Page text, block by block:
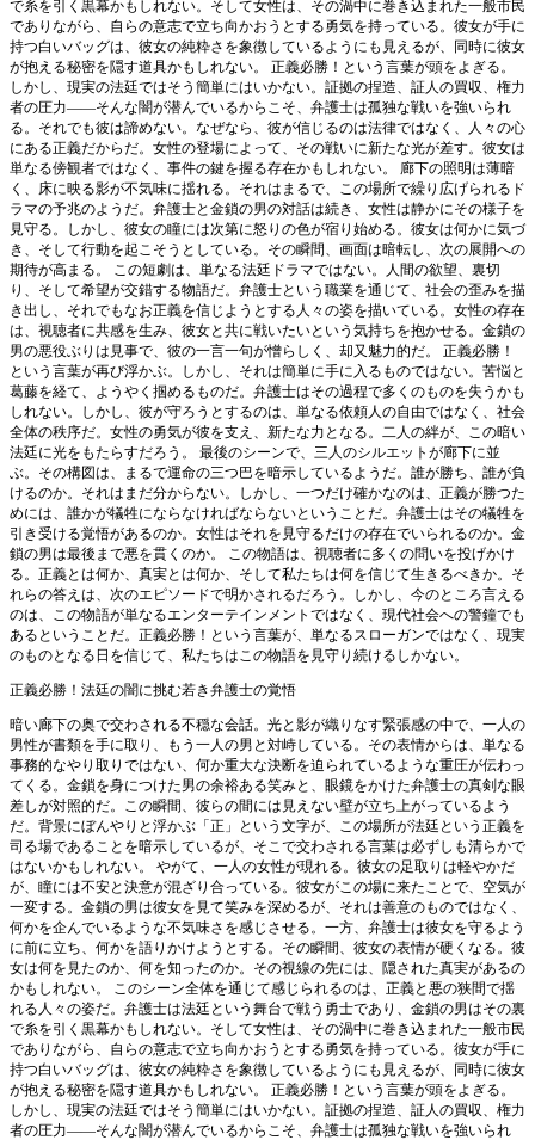
で糸を引く黒幕かもしれない。そして女性は、その渦中に巻き込まれた一般市民
でありながら、自らの意志で立ち向かおうとする勇気を持っている。彼女が手に
持つ白いバッグは、彼女の純粋さを象徴しているようにも見えるが、同時に彼女
が抱える秘密を隠す道具かもしれない。 正義必勝！という言葉が頭をよぎる。
しかし、現実の法廷ではそう簡単にはいかない。証拠の捏造、証人の買収、権力
者の圧力――そんな闇が潜んでいるからこそ、弁護士は孤独な戦いを強いられ
る。それでも彼は諦めない。なぜなら、彼が信じるのは法律ではなく、人々の心
にある正義だからだ。女性の登場によって、その戦いに新たな光が差す。彼女は
単なる傍観者ではなく、事件の鍵を握る存在かもしれない。 廊下の照明は薄暗
く、床に映る影が不気味に揺れる。それはまるで、この場所で繰り広げられるド
ラマの予兆のようだ。弁護士と金鎖の男の対話は続き、女性は静かにその様子を
見守る。しかし、彼女の瞳には次第に怒りの色が宿り始める。彼女は何かに気づ
き、そして行動を起こそうとしている。その瞬間、画面は暗転し、次の展開への
期待が高まる。 この短劇は、単なる法廷ドラマではない。人間の欲望、裏切
り、そして希望が交錯する物語だ。弁護士という職業を通じて、社会の歪みを描
き出し、それでもなお正義を信じようとする人々の姿を描いている。女性の存在
は、視聴者に共感を生み、彼女と共に戦いたいという気持ちを抱かせる。金鎖の
男の悪役ぶりは見事で、彼の一言一句が憎らしく、却又魅力的だ。 正義必勝！
という言葉が再び浮かぶ。しかし、それは簡単に手に入るものではない。苦悩と
葛藤を経て、ようやく掴めるものだ。弁護士はその過程で多くのものを失うかも
しれない。しかし、彼が守ろうとするのは、単なる依頼人の自由ではなく、社会
全体の秩序だ。女性の勇気が彼を支え、新たな力となる。二人の絆が、この暗い
法廷に光をもたらすだろう。 最後のシーンで、三人のシルエットが廊下に並
ぶ。その構図は、まるで運命の三つ巴を暗示しているようだ。誰が勝ち、誰が負
けるのか。それはまだ分からない。しかし、一つだけ確かなのは、正義が勝つた
めには、誰かが犠牲にならなければならないということだ。弁護士はその犠牲を
引き受ける覚悟があるのか。女性はそれを見守るだけの存在でいられるのか。金
鎖の男は最後まで悪を貫くのか。 この物語は、視聴者に多くの問いを投げかけ
る。正義とは何か、真実とは何か、そして私たちは何を信じて生きるべきか。そ
れらの答えは、次のエピソードで明かされるだろう。しかし、今のところ言える
のは、この物語が単なるエンターテインメントではなく、現代社会への警鐘でも
あるということだ。正義必勝！という言葉が、単なるスローガンではなく、現実
のものとなる日を信じて、私たちはこの物語を見守り続けるしかない。
正義必勝！法廷の闇に挑む若き弁護士の覚悟
暗い廊下の奥で交わされる不穏な会話。光と影が織りなす緊張感の中で、一人の
男性が書類を手に取り、もう一人の男と対峙している。その表情からは、単なる
事務的なやり取りではない、何か重大な決断を迫られているような重圧が伝わっ
てくる。金鎖を身につけた男の余裕ある笑みと、眼鏡をかけた弁護士の真剣な眼
差しが対照的だ。この瞬間、彼らの間には見えない壁が立ち上がっているよう
だ。背景にぼんやりと浮かぶ「正」という文字が、この場所が法廷という正義を
司る場であることを暗示しているが、そこで交わされる言葉は必ずしも清らかで
はないかもしれない。 やがて、一人の女性が現れる。彼女の足取りは軽やかだ
が、瞳には不安と決意が混ざり合っている。彼女がこの場に来たことで、空気が
一変する。金鎖の男は彼女を見て笑みを深めるが、それは善意のものではなく、
何かを企んでいるような不気味さを感じさせる。一方、弁護士は彼女を守るよう
に前に立ち、何かを語りかけようとする。その瞬間、彼女の表情が硬くなる。彼
女は何を見たのか、何を知ったのか。その視線の先には、隠された真実があるの
かもしれない。 このシーン全体を通じて感じられるのは、正義と悪の狭間で揺
れる人々の姿だ。弁護士は法廷という舞台で戦う勇士であり、金鎖の男はその裏
で糸を引く黒幕かもしれない。そして女性は、その渦中に巻き込まれた一般市民
でありながら、自らの意志で立ち向かおうとする勇気を持っている。彼女が手に
持つ白いバッグは、彼女の純粋さを象徴しているようにも見えるが、同時に彼女
が抱える秘密を隠す道具かもしれない。 正義必勝！という言葉が頭をよぎる。
しかし、現実の法廷ではそう簡単にはいかない。証拠の捏造、証人の買収、権力
者の圧力――そんな闇が潜んでいるからこそ、弁護士は孤独な戦いを強いられ